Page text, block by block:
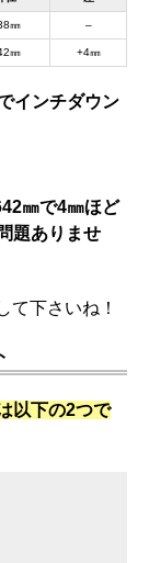
㎜ –
㎜ +4㎜
インチダウン
㎜で4㎜ほど
題ありませ
て下さいね！
以下の2つで